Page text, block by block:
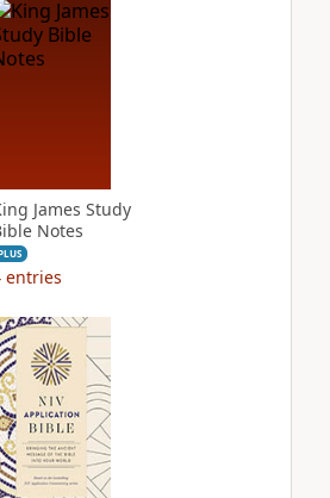
James Study
Notes
entries